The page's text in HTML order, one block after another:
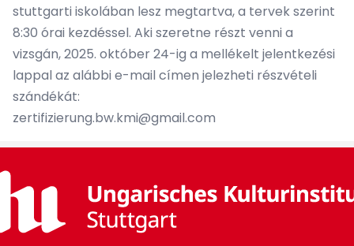
stuttgarti iskolában lesz megtartva, a tervek szerint
8:30 órai kezdéssel. Aki szeretne részt venni a
vizsgán, 2025. október 24-ig a mellékelt jelentkezési
lappal az alábbi e-mail címen jelezheti részvételi
szándékát:
zertifizierung.bw.kmi@gmail.com